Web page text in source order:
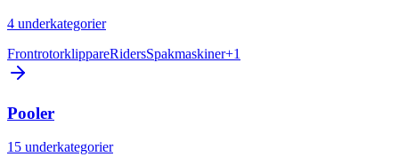
4 underkategorier
FrontrotorklippareRidersSpakmaskiner+1
Pooler
15 underkategorier